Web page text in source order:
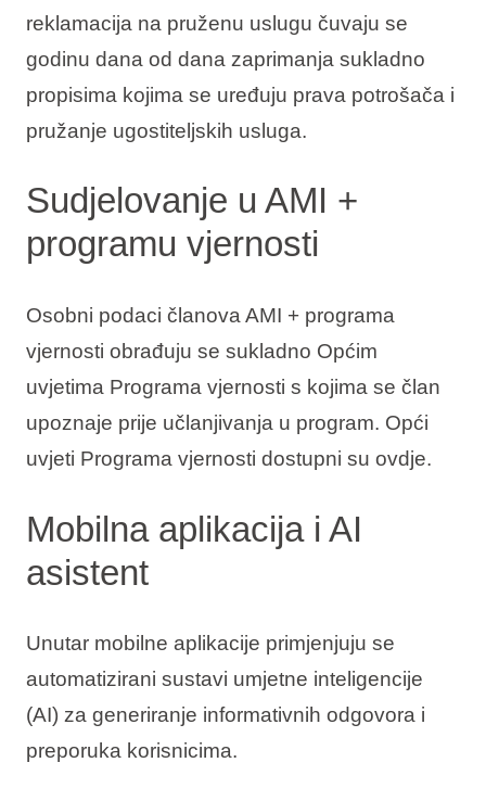
reklamacija na pruženu uslugu čuvaju se
godinu dana od dana zaprimanja sukladno
propisima kojima se uređuju prava potrošača i
pružanje ugostiteljskih usluga.
Sudjelovanje u AMI +
programu vjernosti
Osobni podaci članova AMI + programa
vjernosti obrađuju se sukladno Općim
uvjetima Programa vjernosti s kojima se član
upoznaje prije učlanjivanja u program. Opći
uvjeti Programa vjernosti dostupni su ovdje.
Mobilna aplikacija i AI
asistent
Unutar mobilne aplikacije primjenjuju se
automatizirani sustavi umjetne inteligencije
(AI) za generiranje informativnih odgovora i
preporuka korisnicima.